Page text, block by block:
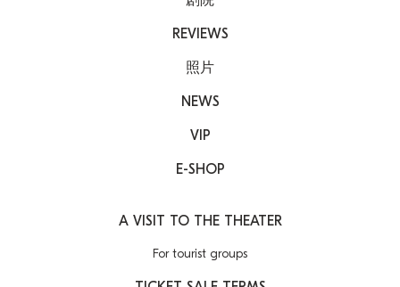
REVIEWS
照片
NEWS
VIP
E-SHOP
A VISIT TO THE THEATER
For tourist groups